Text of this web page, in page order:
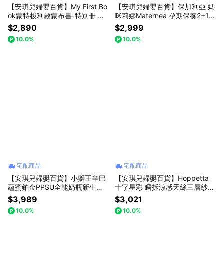
【安琪兒婦嬰百貨】My First Bo
ok蒙特梭利啟蒙布書-特別冊 動
物篇(熱帶叢林)
$2,890
10.0%
【安琪兒婦嬰百貨】保加利亞 媽
咪莉娜Maternea 孕期保養2+1禮
盒-無痕美體霜150ml+彈力潤膚
油+乳尖修護膏(妊娠霜/妊娠油/
身體油/乳尖修護)
$2,999
10.0%
宅配商品
【安琪兒婦嬰百貨】小獅王辛巴
蘊蜜鉑金PPSU全能奶瓶新生禮
盒
$3,989
10.0%
宅配商品
【安琪兒婦嬰百貨】Hoppetta
十字星彩 瞬拆涼感天絲三層紗防
踢背心(可拆替換透氣排汗網眼
布-0-3歲-粉藍
$3,021
10.0%